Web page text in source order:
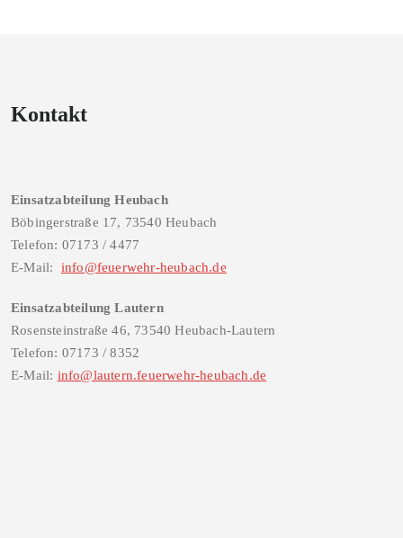
Kontakt
Einsatzabteilung Heubach
Böbingerstraße 17, 73540 Heubach
Telefon: 07173 / 4477
E-Mail: info@feuerwehr-heubach.de
Einsatzabteilung Lautern
Rosensteinstraße 46, 73540 Heubach-Lautern
Telefon: 07173 / 8352
E-Mail: info@lautern.feuerwehr-heubach.de